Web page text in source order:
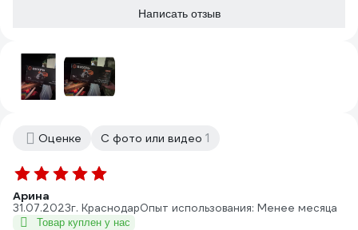
Написать отзыв
Оценке С фото или видео 1
Арина
31.07.2023г. КраснодарОпыт использования: Менее месяца
Товар куплен у нас